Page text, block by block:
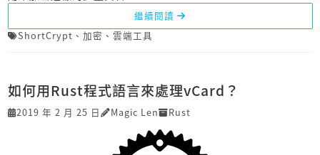
繼續閱讀
ShortCrypt 、 加密 、 雲端工具
如何用Rust程式語言來處理vCard？
2019 年 2 月 25 日 Magic Len Rust